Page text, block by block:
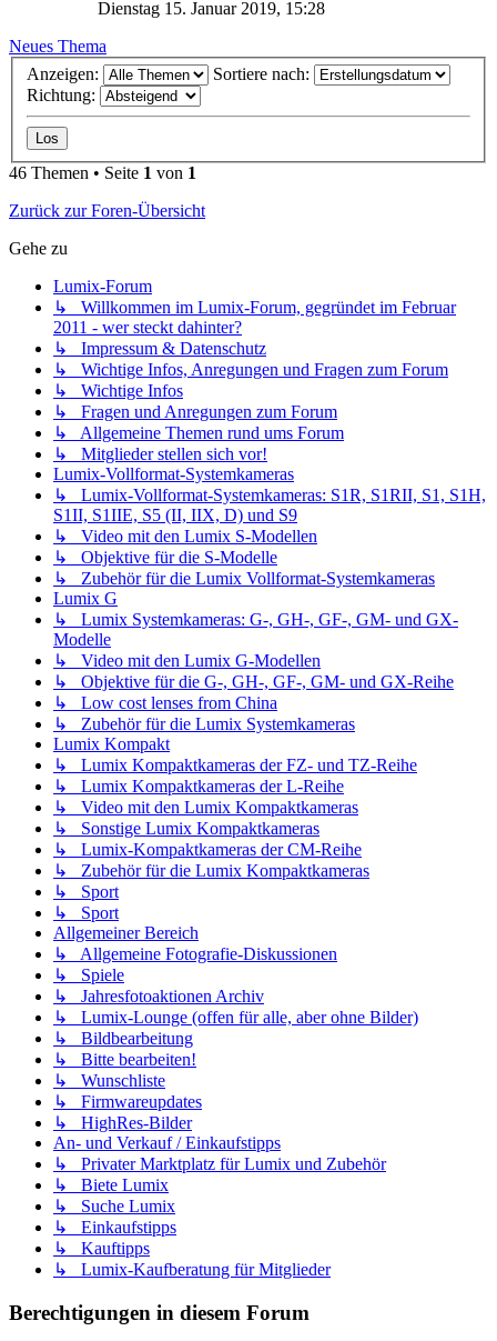
Dienstag 15. Januar 2019, 15:28
Neues Thema
Anzeigen:
Sortiere nach:
Richtung:
46 Themen • Seite 1 von 1
Zurück zur Foren-Übersicht
Gehe zu
Lumix-Forum
↳ Willkommen im Lumix-Forum, gegründet im Februar
2011 - wer steckt dahinter?
↳ Impressum & Datenschutz
↳ Wichtige Infos, Anregungen und Fragen zum Forum
↳ Wichtige Infos
↳ Fragen und Anregungen zum Forum
↳ Allgemeine Themen rund ums Forum
↳ Mitglieder stellen sich vor!
Lumix-Vollformat-Systemkameras
↳ Lumix-Vollformat-Systemkameras: S1R, S1RII, S1, S1H,
S1II, S1IIE, S5 (II, IIX, D) und S9
↳ Video mit den Lumix S-Modellen
↳ Objektive für die S-Modelle
↳ Zubehör für die Lumix Vollformat-Systemkameras
Lumix G
↳ Lumix Systemkameras: G-, GH-, GF-, GM- und GX-
Modelle
↳ Video mit den Lumix G-Modellen
↳ Objektive für die G-, GH-, GF-, GM- und GX-Reihe
↳ Low cost lenses from China
↳ Zubehör für die Lumix Systemkameras
Lumix Kompakt
↳ Lumix Kompaktkameras der FZ- und TZ-Reihe
↳ Lumix Kompaktkameras der L-Reihe
↳ Video mit den Lumix Kompaktkameras
↳ Sonstige Lumix Kompaktkameras
↳ Lumix-Kompaktkameras der CM-Reihe
↳ Zubehör für die Lumix Kompaktkameras
↳ Sport
↳ Sport
Allgemeiner Bereich
↳ Allgemeine Fotografie-Diskussionen
↳ Spiele
↳ Jahresfotoaktionen Archiv
↳ Lumix-Lounge (offen für alle, aber ohne Bilder)
↳ Bildbearbeitung
↳ Bitte bearbeiten!
↳ Wunschliste
↳ Firmwareupdates
↳ HighRes-Bilder
An- und Verkauf / Einkaufstipps
↳ Privater Marktplatz für Lumix und Zubehör
↳ Biete Lumix
↳ Suche Lumix
↳ Einkaufstipps
↳ Kauftipps
↳ Lumix-Kaufberatung für Mitglieder
Berechtigungen in diesem Forum